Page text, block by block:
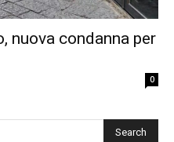
nuova condanna per
0